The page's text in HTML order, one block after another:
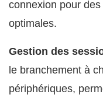
connexion pour
optimales.
Gestion des
le branchement à
périphériques,